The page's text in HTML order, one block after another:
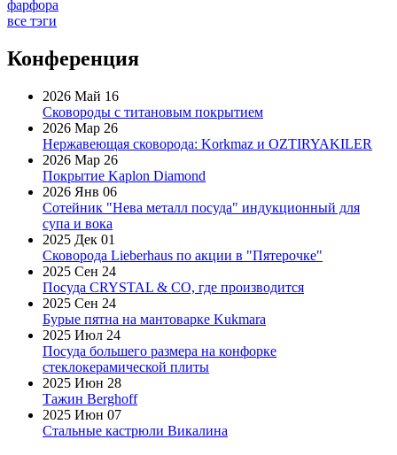
фарфора
все тэги
Конференция
2026 Май 16
Сковороды с титановым покрытием
2026 Мар 26
Нержавеющая сковорода: Korkmaz и OZTIRYAKILER
2026 Мар 26
Покрытие Kaplon Diamond
2026 Янв 06
Сотейник "Нева металл посуда" индукционный для
супа и вока
2025 Дек 01
Сковорода Lieberhaus по акции в "Пятерочке"
2025 Сен 24
Посуда CRYSTAL & CO, где производится
2025 Сен 24
Бурые пятна на мантоварке Kukmara
2025 Июл 24
Посуда большего размера на конфорке
стеклокерамической плиты
2025 Июн 28
Тажин Berghoff
2025 Июн 07
Стальные кастрюли Викалина